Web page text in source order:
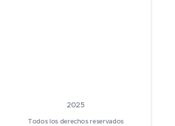
2025
Todos los derechos reservados